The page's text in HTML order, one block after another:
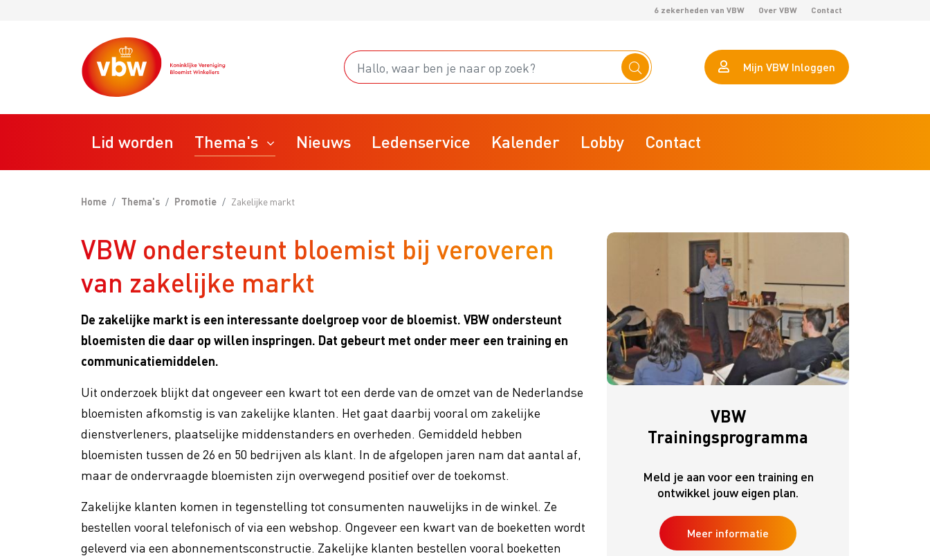
Mijn VBW Inloggen
6 zekerheden van VBW Over VBW Contact
Lid worden Thema's
Bedrijfsvoering
Calculator arbeidsproductiviteit
VBW Trainingsprogramma
Businessclubs
AVG VBW helpt je op weg
VBW Risk
VBW Lokaal Marktonderzoek
ZZP
VBW Facility
Ondernemersbudget
Omzet Groei - Royal FloraHolland
Verhoging btw op sierteelt
Bloemist 2030 - Geef je op voor de
nieuwe reeks!
Personeel
Promotie
Vakmanschap
Duurzaamheid
Nieuws Ledenservice Kalender Lobby Contact
Home Thema's Promotie Zakelijke markt
VBW ondersteunt bloemist bij veroveren
van zakelijke markt
De zakelijke markt is een interessante doelgroep voor de bloemist. VBW ondersteunt
bloemisten die daar op willen inspringen. Dat gebeurt met onder meer een training en
communicatiemiddelen.
Uit onderzoek blijkt dat ongeveer een kwart tot een derde van de omzet van de Nederlandse
bloemisten afkomstig is van zakelijke klanten. Het gaat daarbij vooral om zakelijke
dienstverleners, plaatselijke middenstanders en overheden. Gemiddeld hebben
bloemisten tussen de 26 en 50 bedrijven als klant. In de afgelopen jaren nam dat aantal af,
maar de ondervraagde bloemisten zijn overwegend positief over de toekomst.
Zakelijke klanten komen in tegenstelling tot consumenten nauwelijks in de winkel. Ze
bestellen vooral telefonisch of via een webshop. Ongeveer een kwart van de boeketten wordt
geleverd via een abonnementsconstructie. Zakelijke klanten bestellen vooral boeketten
VBW
Trainingsprogramma
Meld je aan voor een training en
ontwikkel jouw eigen plan.
Meer informatie